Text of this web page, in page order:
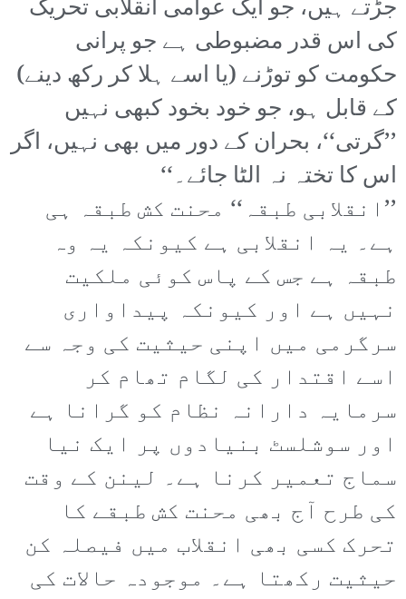
جڑتے ہیں، جو ایک عوامی انقلابی تحریک
کی اس قدر مضبوطی ہے جو پرانی
حکومت کو توڑنے (یا اسے ہلا کر رکھ دینے)
کے قابل ہو، جو خود بخود کبھی نہیں
’’گرتی‘‘، بحران کے دور میں بھی نہیں، اگر
اس کا تختہ نہ الٹا جائے۔‘‘
’’انقلابی طبقہ‘‘ محنت کش طبقہ ہی
ہے۔ یہ انقلابی ہے کیونکہ یہ وہ
طبقہ ہے جس کے پاس کوئی ملکیت
نہیں ہے اور کیونکہ پیداواری
سرگرمی میں اپنی حیثیت کی وجہ سے
اسے اقتدار کی لگام تھام کر
سرمایہ دارانہ نظام کو گرانا ہے
اور سوشلسٹ بنیادوں پر ایک نیا
سماج تعمیر کرنا ہے۔ لینن کے وقت
کی طرح آج بھی محنت کش طبقے کا
تحرک کسی بھی انقلاب میں فیصلہ کن
حیثیت رکھتا ہے۔ موجودہ حالات کی